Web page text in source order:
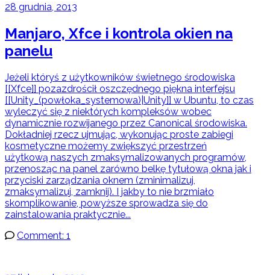
28 grudnia, 2013
Manjaro, Xfce i kontrola okien na
panelu
Jeżeli któryś z użytkowników świetnego środowiska
[[Xfce]] pozazdrościł oszczędnego piękna interfejsu
[[Unity_(powłoka_systemowa)|Unity]] w Ubuntu, to czas
wyleczyć się z niektórych kompleksów wobec
dynamicznie rozwijanego przez Canonical środowiska.
Dokładniej rzecz ujmując, wykonując proste zabiegi
kosmetyczne możemy zwiększyć przestrzeń
użytkową naszych zmaksymalizowanych programów,
przenosząc na panel zarówno belkę tytułową okna jak i
przyciski zarządzania oknem (zminimalizuj,
zmaksymalizuj, zamknij). I jakby to nie brzmiało
skomplikowanie, powyższe sprowadza się do
zainstalowania praktycznie...
Comment: 1